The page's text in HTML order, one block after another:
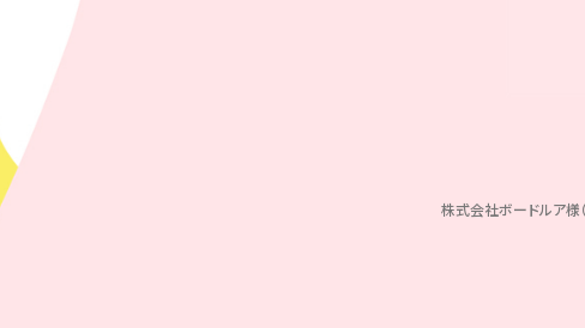
株式会社ボードルア様